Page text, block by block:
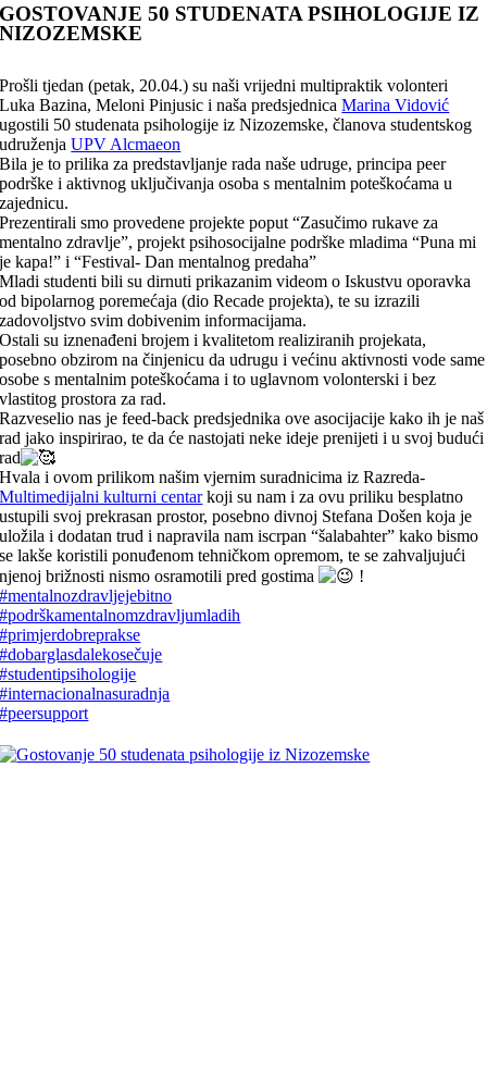
GOSTOVANJE 50 STUDENATA PSIHOLOGIJE IZ
NIZOZEMSKE
Prošli tjedan (petak, 20.04.) su naši vrijedni multipraktik volonteri
Luka Bazina, Meloni Pinjusic i naša predsjednicaMarina Vidović
ugostili 50 studenata psihologije iz Nizozemske, članova studentskog
udruženjaUPV Alcmaeon
Bila je to prilika za predstavljanje rada naše udruge, principa peer
podrške i aktivnog uključivanja osoba s mentalnim poteškoćama u
zajednicu.
Prezentirali smo provedene projekte poput “Zasučimo rukave za
mentalno zdravlje”, projekt psihosocijalne podrške mladima “Puna mi
je kapa!” i “Festival- Dan mentalnog predaha”
Mladi studenti bili su dirnuti prikazanim videom o Iskustvu oporavka
od bipolarnog poremećaja (dio Recade projekta), te su izrazili
zadovoljstvo svim dobivenim informacijama.
Ostali su iznenađeni brojem i kvalitetom realiziranih projekata,
posebno obzirom na činjenicu da udrugu i većinu aktivnosti vode same
osobe s mentalnim poteškoćama i to uglavnom volonterski i bez
vlastitog prostora za rad.
Razveselio nas je feed-back predsjednika ove asocijacije kako ih je naš
rad jako inspirirao, te da će nastojati neke ideje prenijeti i u svoj budući
rad
Hvala i ovom prilikom našim vjernim suradnicima iz Razreda-
Multimedijalni kulturni centarkoji su nam i za ovu priliku besplatno
ustupili svoj prekrasan prostor, posebno divnoj Stefana Došen koja je
uložila i dodatan trud i napravila nam iscrpan “šalabahter” kako bismo
se lakše koristili ponuđenom tehničkom opremom, te se zahvaljujući
njenoj brižnosti nismo osramotili pred gostima
!
#mentalnozdravljejebitno
#podrškamentalnomzdravljumladih
#primjerdobreprakse
#dobarglasdalekosečuje
#studentipsihologije
#internacionalnasuradnja
#peersupport